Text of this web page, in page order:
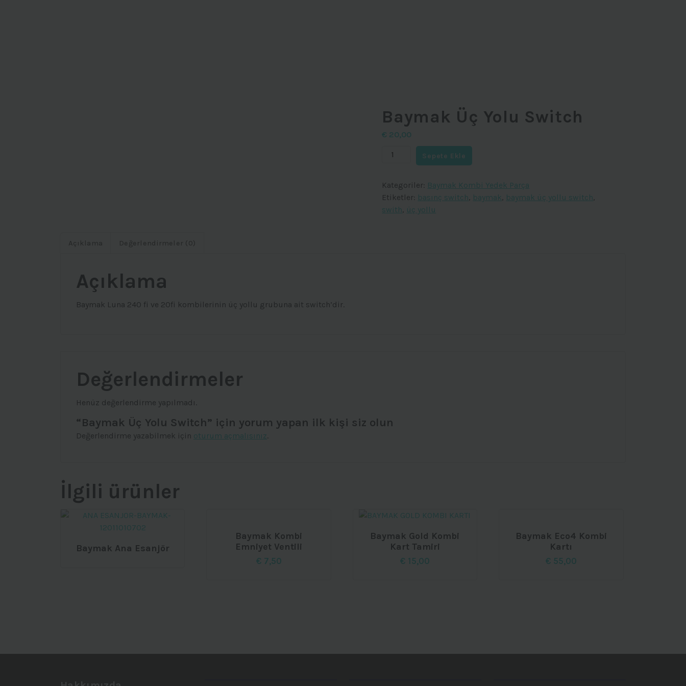
Baymak Üç Yolu Switch
€ 20,00
Baymak
Switch
adet
Sepete Ekle
Kategoriler: Baymak Kombi Yedek Parça
Etiketler: basınç switch, baymak, baymak üç yollu switch,
swith, üç yollu
Açıklama
Baymak Luna 240 fi ve 20fi kombilerinin üç yollu grubuna ait switch’dir.
Değerlendirmeler
Henüz değerlendirme yapılmadı.
“Baymak Üç Yolu Switch” için yorum yapan ilk kişi siz olun
Değerlendirme yazabilmek için oturum açmalısınız
İlgili ürünler
Baymak Ana Esanjör
Baymak Kombi
Emniyet Ventili
€ 7,50
Baymak Gold Kombi
Kart Tamiri
€ 15,00
Baymak Eco4 Kombi
Kartı
€ 55,00